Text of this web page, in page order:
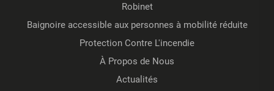
Robinet
Baignoire accessible aux personnes à mobilité réduite
Protection Contre L'incendie
À Propos de Nous
Actualités